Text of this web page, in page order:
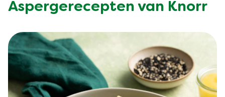
Aspergerecepten van Knorr